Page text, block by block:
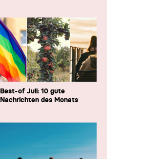
Best-of Juli: 10 gute
Nachrichten des Monats